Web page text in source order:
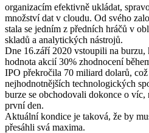
organizacím efektivně ukládat,
množství dat v cloudu. Od svého
stala se jedním z předních hráčů v
skladů a analytických nástrojů.
Dne 16.září 2020 vstoupili na burzu,
hodnota akcií 30% zhodnocení
IPO překročila 70 miliard dolarů,
nejhodnotnějších technologických
burze se obchodovali dokonce o
první den.
Aktuální kondice je taková, že by
přesáhli svá maxima.